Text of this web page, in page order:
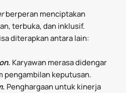
berperan menciptakan
terbuka, dan inklusif.
diterapkan antara lain:
. Karyawan merasa didengar
pengambilan keputusan.
. Penghargaan untuk kinerja